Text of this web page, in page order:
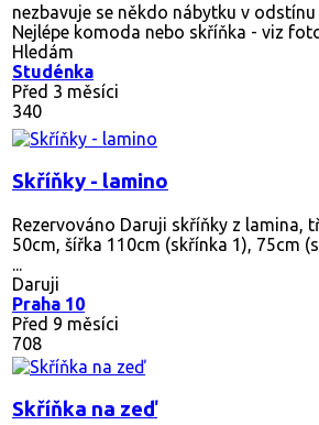
nezbavuje se někdo nábytku v odstínu
Nejlépe komoda nebo skříňka - viz
Hledám
Studénka
Před 3 měsíci
340
Skříňky - lamino
Rezervováno Daruji skříňky z lamina,
50cm, šířka 110cm (skřínka 1), 75cm
...
Daruji
Praha 10
Před 9 měsíci
708
Skříňka na zeď